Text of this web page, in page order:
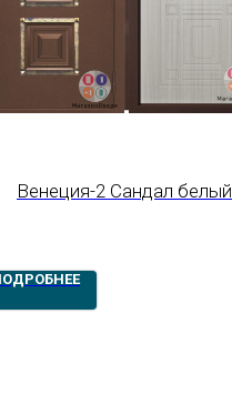
Венеция-2 Сандал белый